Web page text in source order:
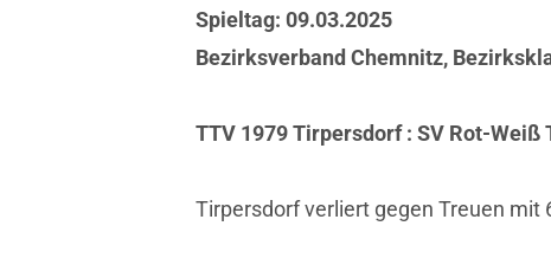
Spieltag: 09.03.2025
Bezirksverband Chemnitz,
TTV 1979 Tirpersdorf : SV
Tirpersdorf verliert gegen Treuen mit